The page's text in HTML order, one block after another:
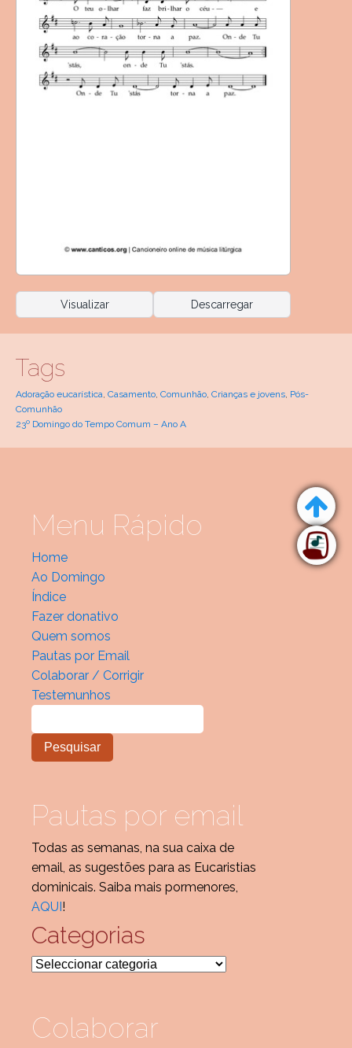
Visualizar Descarregar
Tags
Adoração eucarística, Casamento, Comunhão, Crianças e jovens, Pós-
Comunhão
23º Domingo do Tempo Comum – Ano A
Menu Rápido
Home
Ao Domingo
Índice
Fazer donativo
Quem somos
Pautas por Email
Colaborar / Corrigir
Testemunhos
Pautas por email
Todas as semanas, na sua caixa de
email, as sugestões para as Eucaristias
dominicais. Saiba mais pormenores,
AQUI !
Categorias
Categorias
Colaborar